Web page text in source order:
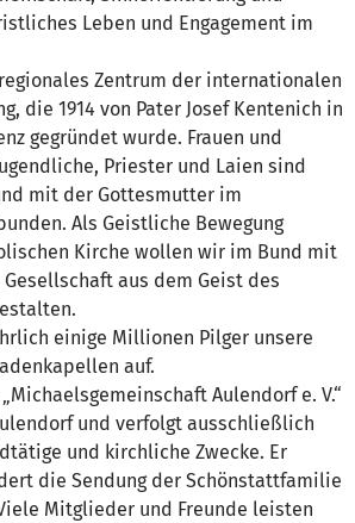
Leben und Engagement im
Zentrum der internationalen
die 1914 von Pater Josef Kentenich in
gegründet wurde. Frauen und
Priester und Laien sind
mit der Gottesmutter im
Als Geistliche Bewegung
Kirche wollen wir im Bund mit
aus dem Geist des
einige Millionen Pilger unsere
auf.
Aulendorf e. V.“
und verfolgt ausschließlich
und kirchliche Zwecke. Er
die Sendung der Schönstattfamilie
Mitglieder und Freunde leisten